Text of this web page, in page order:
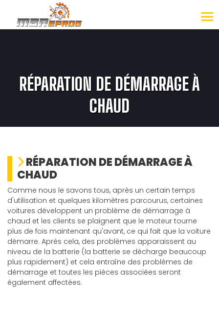
RÉPARATION DE DÉMARRAGE À
CHAUD
RÉPARATION DE DÉMARRAGE À
CHAUD
Comme nous le savons tous, après un certain temps
d'utilisation et quelques kilomètres parcourus, certaines
voitures développent un problème de démarrage à
chaud et les clients se plaignent que le moteur tourne
plus de fois maintenant qu'avant, ce qui fait que la voiture
démarre. Après cela, des problèmes apparaissent au
niveau de la batterie (la batterie se décharge beaucoup
plus rapidement) et cela entraîne des problèmes de
démarrage et toutes les pièces associées seront
également affectées.